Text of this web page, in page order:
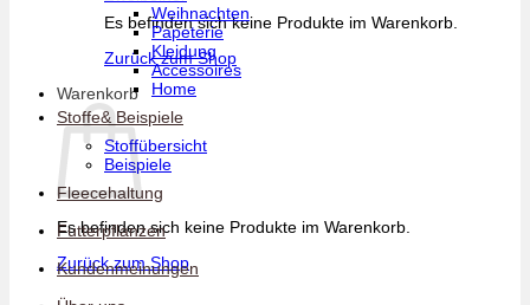
Es befinden sich keine Produkte im Warenkorb.
Zurück zum Shop
Warenkorb
Es befinden sich keine Produkte im Warenkorb.
Zurück zum Shop
Weihnachten
Papeterie
Kleidung
Accessoires
Home
Stoffe& Beispiele
Stoffübersicht
Beispiele
Fleecehaltung
Futterpflanzen
Kundenmeinungen